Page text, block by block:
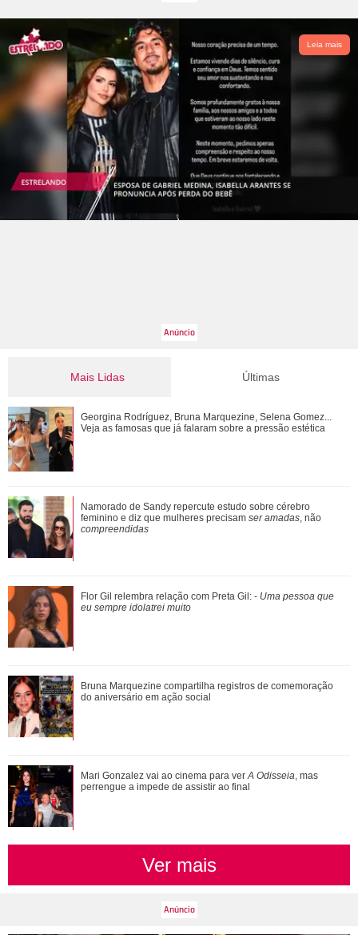
Leia mais
Mais Lidas
Tony Ramos faz homenagem em aniversário de Nathalia
Timberg
De galã de novelas a problemas com substâncias
químicas... Veja as polêmicas que rondam R...
Shawn Mendes, João Guilherme, Enzo Celulari... Relembre
os amores - e affairs - de Bruna Mar...
Assumidos! Kylian Mbappé abre álbum de fotos e noite de
cinema brasileiro com Ester Expósi...
Mari Gonzalez vai ao cinema para ver A Odisseia, mas
perrengue a impede de assistir ao final
Últimas
Georgina Rodríguez, Bruna Marquezine, Selena Gomez...
Veja as famosas que já falaram sobre a pressão estética
Namorado de Sandy repercute estudo sobre cérebro
feminino e diz que mulheres precisam ser amadas , não
compreendidas
Flor Gil relembra relação com Preta Gil: - Uma pessoa que
eu sempre idolatrei muito
Bruna Marquezine compartilha registros de comemoração
do aniversário em ação social
Mari Gonzalez vai ao cinema para ver A Odisseia , mas
perrengue a impede de assistir ao final
Ver mais